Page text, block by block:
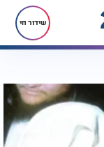
שידור חי